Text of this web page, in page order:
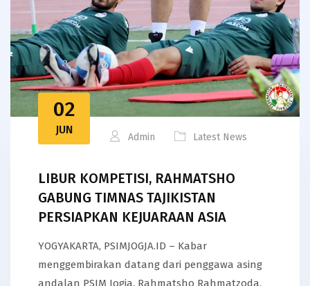
02
JUN
Admin Latest News
LIBUR KOMPETISI, RAHMATSHO
GABUNG TIMNAS TAJIKISTAN
PERSIAPKAN KEJUARAAN ASIA
YOGYAKARTA, PSIMJOGJA.ID – Kabar
menggembirakan datang dari penggawa asing
andalan PSIM Jogja, Rahmatsho Rahmatzoda.